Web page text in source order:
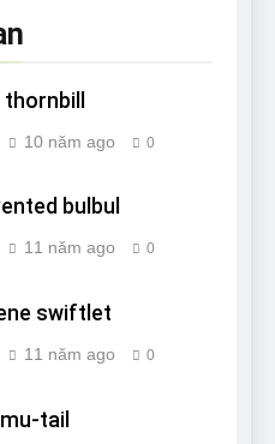
10 năm ago 0
bulbul
11 năm ago 0
swiftlet
11 năm ago 0
tail